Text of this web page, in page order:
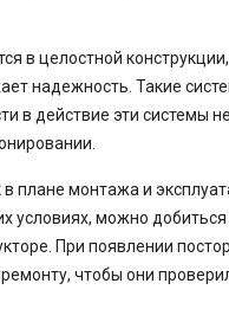
в целостной
надежность. Такие
в действие эти системы
плане монтажа и
условиях, можно
При появлении
чтобы они